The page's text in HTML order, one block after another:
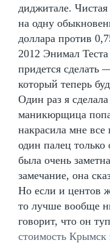
диджитале.
на одну
доллара против
2012 Энимал
придется сделать
который теперь
Один раз я
маникюрщица
накрасила мне
один палец
была очень
замечание, она
Но если и центов
то лучше вообще
говорит, что он
стоимость Крымск